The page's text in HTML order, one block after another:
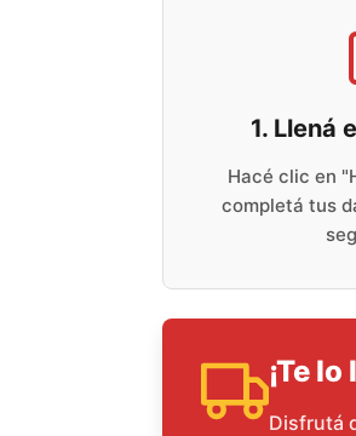
1. Llená
Hacé clic en
completá tus
¡Te
Disfrutá